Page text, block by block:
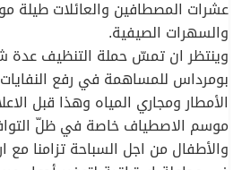
عشرات المصطافين والعائلات طيلة
والسهرات الصيفية.
وينتظر ان تمسّ حملة التنظيف عدة
بومرداس للمساهمة في رفع النفايات
الأمطار ومجاري المياه وهذا قبل
موسم الاصطياف خاصة في ظلّ
والأطفال من اجل السباحة تزامنا مع